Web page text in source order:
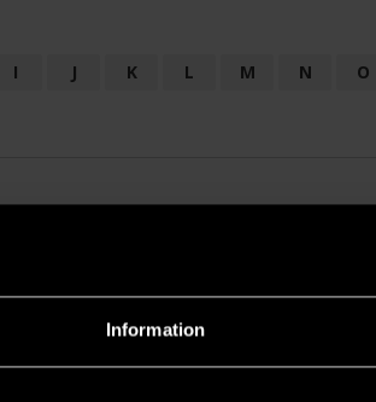
Information
I J K L M N O